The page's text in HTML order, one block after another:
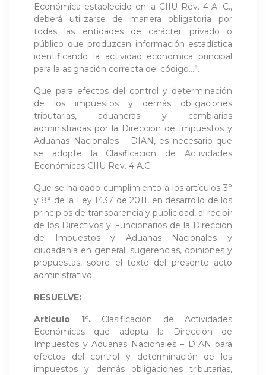
Económica establecido en la CIIU Rev. 4 A. C.,
deberá utilizarse de manera obligatoria por
todas las entidades de carácter privado o
público que produzcan infor­mación estadística
identificando la actividad económica principal
para la asignación correcta del código…”.
Que para efectos del control y determinación
de los impuestos y demás obligaciones
tributarias, aduaneras y cambiarias
administradas por la Dirección de Impuestos y
Aduanas Nacionales – DIAN, es necesario que
se adopte la Clasificación de Actividades
Económicas CIIU Rev. 4 A.C.
Que se ha dado cumplimiento a los artículos 3°
y 8° de la Ley 1437 de 2011, en desarrollo de los
principios de transparencia y publicidad, al recibir
de los Directivos y Funcionarios de la Dirección
de Impuestos y Aduanas Nacionales y
ciudadanía en general; sugerencias, opiniones y
propuestas, sobre el texto del presente acto
administrativo.
RESUELVE:
Artículo 1°.Clasificación de Actividades
Económicas que adopta la Dirección de
Impuestos y Aduanas Nacionales – DIAN para
efectos del control y determinación de los
impuestos y demás obligaciones tributarias,